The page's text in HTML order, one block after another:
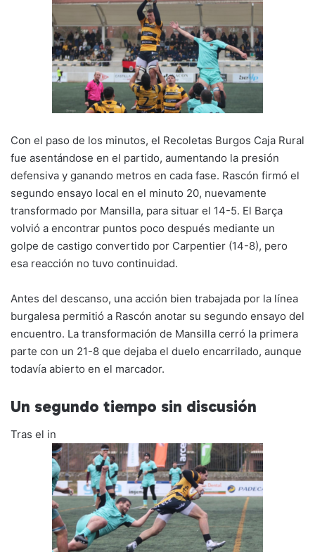
Con el paso de los minutos, el Recoletas Burgos Caja Rural
fue asentándose en el partido, aumentando la presión
defensiva y ganando metros en cada fase. Rascón firmó el
segundo ensayo local en el minuto 20, nuevamente
transformado por Mansilla, para situar el 14-5. El Barça
volvió a encontrar puntos poco después mediante un
golpe de castigo convertido por Carpentier (14-8), pero
esa reacción no tuvo continuidad.
Antes del descanso, una acción bien trabajada por la línea
burgalesa permitió a Rascón anotar su segundo ensayo del
encuentro. La transformación de Mansilla cerró la primera
parte con un 21-8 que dejaba el duelo encarrilado, aunque
todavía abierto en el marcador.
Un segundo tiempo sin discusión
Tras el in